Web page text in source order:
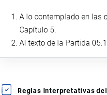
A lo contemplado en las
Capítulo 5.
Al texto de la Partida
Reglas Interpretativas